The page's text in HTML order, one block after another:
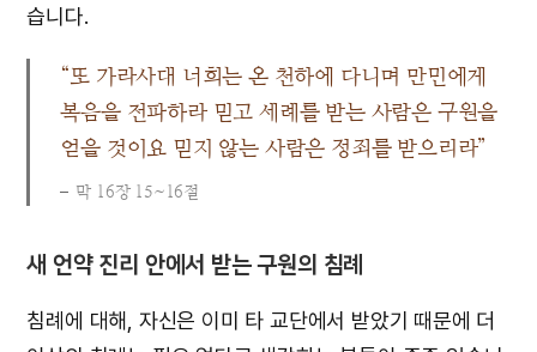
습니다.
“또 가라사대 너희는 온 천하에 다니며 만민에게
복음을 전파하라 믿고 세례를 받는 사람은 구원을
얻을 것이요 믿지 않는 사람은 정죄를 받으리라”
막 16장 15~16절
새 언약 진리 안에서 받는 구원의 침례
침례에 대해, 자신은 이미 타 교단에서 받았기 때문에 더